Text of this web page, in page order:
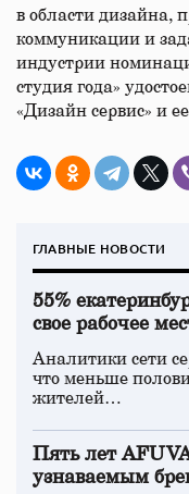
в области дизайна,
коммуникации и
индустрии
студия года»
«Дизайн сервис» и
ГЛАВНЫЕ НОВОСТИ
55%
свое рабочее
Аналитики сети
что меньше
жителей…
Пять лет
узнаваемым